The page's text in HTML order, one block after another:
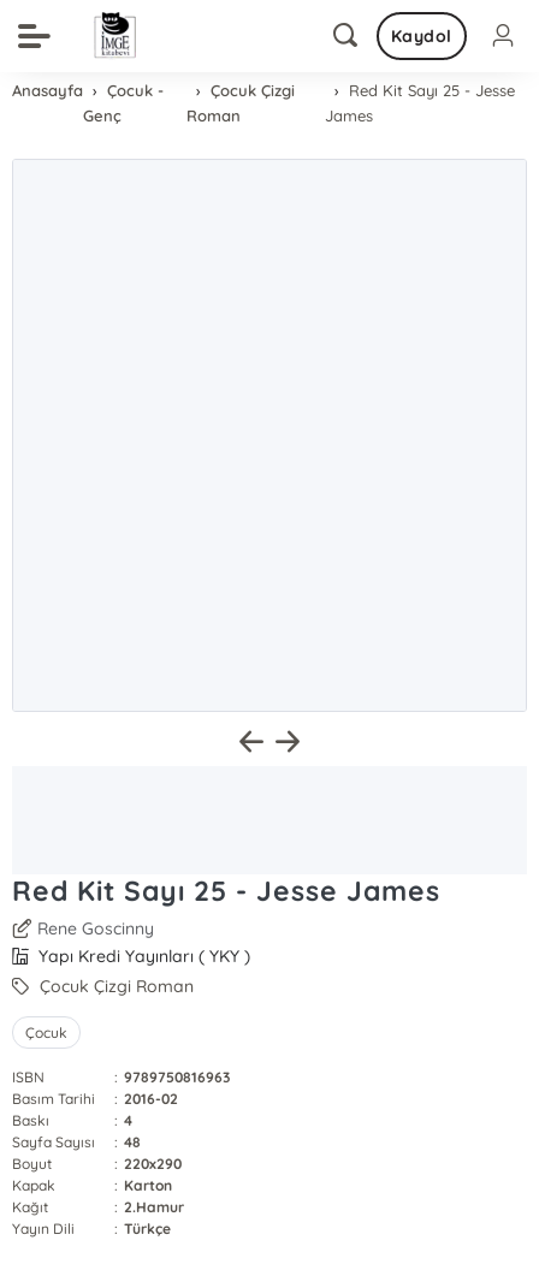
Kaydol
Anasayfa
Çocuk -
Genç
Çocuk Çizgi
Roman
Red Kit Sayı 25 - Jesse
James
Red Kit Sayı 25 - Jesse James
Rene Goscinny
Yapı Kredi Yayınları ( YKY )
Çocuk Çizgi Roman
Çocuk
ISBN : 9789750816963
Basım Tarihi
: 2016-02
Baskı
: 4
Sayfa Sayısı
: 48
Boyut
: 220x290
Kapak
: Karton
Kağıt
: 2.Hamur
Yayın Dili
: Türkçe